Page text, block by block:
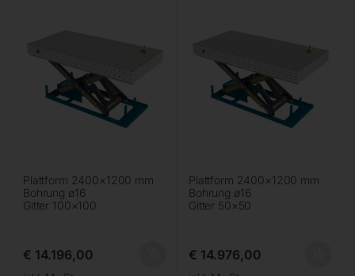
Plattform 2400×1200 mm
Bohrung ø16
Gitter 100×100
€ 14.196,00
Plattform 2400×1200 mm
Bohrung ø16
Gitter 50×50
€ 14.976,00